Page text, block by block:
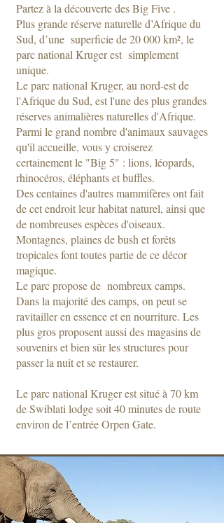
Partez à la découverte des Big Five .
Plus grande réserve naturelle d’Afrique du
Sud, d’une superficie de 20 000 km², le
parc national Kruger est simplement
unique.
Le parc national Kruger, au nord-est de
l'Afrique du Sud, est l'une des plus grandes
réserves animalières naturelles d'Afrique.
Parmi le grand nombre d'animaux sauvages
qu'il accueille, vous y croiserez
certainement le "Big 5" : lions, léopards,
rhinocéros, éléphants et buffles.
Des centaines d'autres mammifères ont fait
de cet endroit leur habitat naturel, ainsi que
de nombreuses espèces d'oiseaux.
Montagnes, plaines de bush et forêts
tropicales font toutes partie de ce décor
magique.
Le parc propose de nombreux camps.
Dans la majorité des camps, on peut se
ravitailler en essence et en nourriture. Les
plus gros proposent aussi des magasins de
souvenirs et bien sûr les structures pour
passer la nuit et se restaurer.
Le parc national Kruger est situé à 70 km
de Swiblati lodge soit 40 minutes de route
environ de l’entrée Orpen Gate.